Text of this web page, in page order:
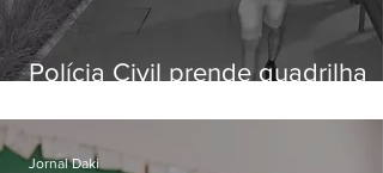
Polícia Civil prende quadrilha
residências de luxo no Rio
Jornal Daki